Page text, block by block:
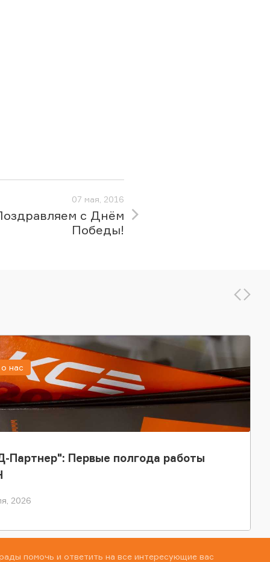
07 мая, 2016
с Днём
Победы!
Партнер": Первые полгода работы
2026
нас
помочь и ответить на все интересующие вас